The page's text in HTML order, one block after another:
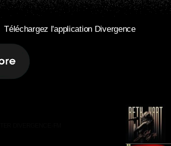
Téléchargez l'application Divergence